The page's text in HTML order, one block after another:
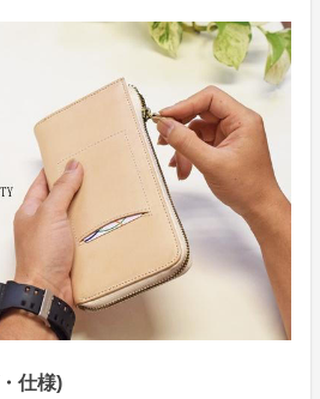
仕様)